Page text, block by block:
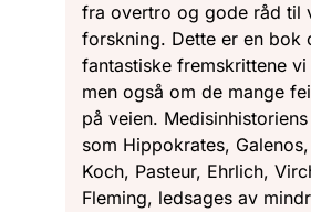
fra overtro og gode råd til
forskning. Dette er en bok
fantastiske fremskrittene
men også om de mange
på veien.
som Hippokrates,
Koch, Pasteur, Ehrlich,
Fleming, ledsages av